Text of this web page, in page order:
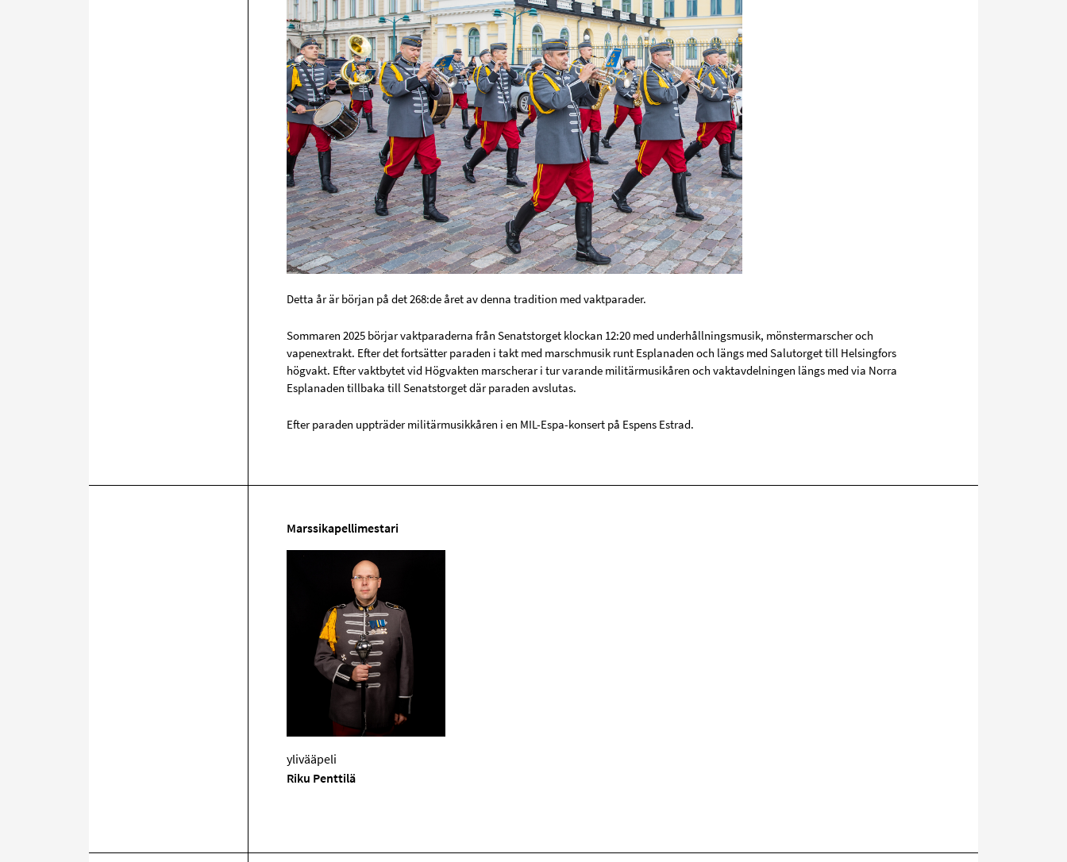
Detta år är början på det 268:de året av denna tradition med vaktparader.
Sommaren 2025 börjar vaktparaderna från Senatstorget klockan 12:20 med underhållningsmusik, mönstermarscher och
vapenextrakt. Efter det fortsätter paraden i takt med marschmusik runt Esplanaden och längs med Salutorget till Helsingfors
högvakt. Efter vaktbytet vid Högvakten marscherar i tur varande militärmusikåren och vaktavdelningen längs med via Norra
Esplanaden tillbaka till Senatstorget där paraden avslutas.
Efter paraden uppträder militärmusikkåren i en MIL-Espa-konsert på Espens Estrad.
Marssikapellimestari
ylivääpeli
Riku Penttilä